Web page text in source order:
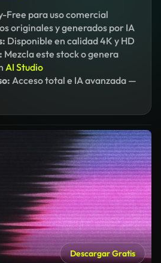
Free para uso comercial
originales y generados por IA
Disponible en calidad 4K y HD
Mezcla este stock o genera
AI Studio
Acceso total e IA avanzada —
Descargar Gratis